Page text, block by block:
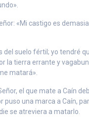
«Mi castigo es
del suelo fértil; yo tendré
la tierra errante y
matará».
el que mate a Caín
puso una marca a Caín,
se atreviera a matarlo.